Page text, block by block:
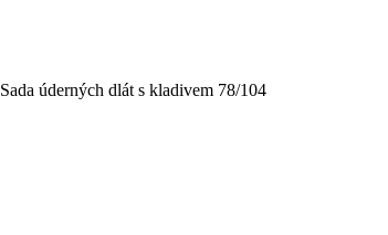
Sada úderných dlát s kladivem 78/104